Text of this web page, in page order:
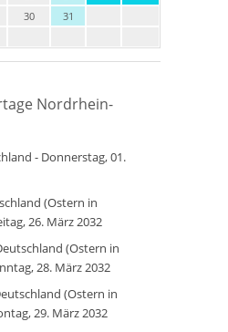
30 31
Nordrhein-
- Donnerstag, 01.
(Ostern in
26. März 2032
(Ostern in
28. März 2032
(Ostern in
29. März 2032